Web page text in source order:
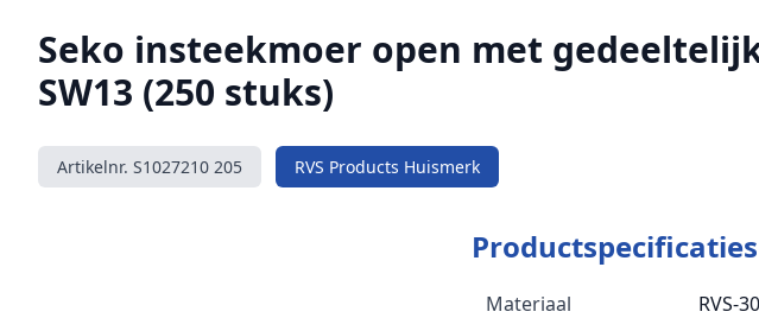
Seko insteekmoer open met
SW13 (250 stuks)
Artikelnr. S1027210 205 RVS Products Huismerk
Productspecificaties
Materiaal RVS-